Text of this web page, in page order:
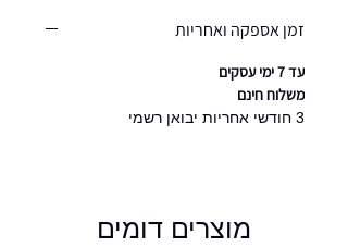
זמן אספקה ואחריות
עד 7 ימי עסקים
משלוח חינם
3 חודשי אחריות יבואן רשמי
מוצרים דומים